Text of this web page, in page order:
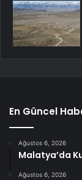
En Güncel
Ağustos 6, 2026
Malatya’da
Ağustos 6, 2026